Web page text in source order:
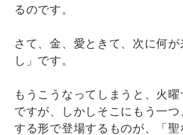
るのです。
さて、金、愛ときて、次に何
し」です。
もうこうなってしまうと、火
ですが、しかしそこにもう一
する形で登場するものが、「聖